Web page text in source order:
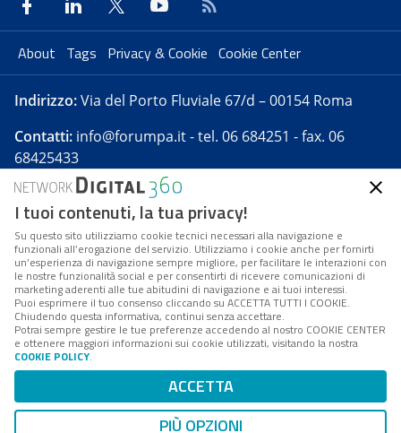
About Tags Privacy & Cookie Cookie Center
Indirizzo:Via del Porto Fluviale 67/d – 00154 Roma
Contatti: info@forumpa.it- tel. 06 684251 - fax. 06
68425433
Forumpa.itè una pubblicazione telematica iscritta
presso Registro della stampa del Tribunale di Roma -
Reg. n. 182 del 2 maggio 2008 - Direttore resp. Michela
Stentella
FPA s.r.l. è società soggetta a Direzione e
Coordinamento da parte di Digital360 S.p.A. - FPA s.r.l.
è un'azienda certificata per il sistema di management
Codice Fiscale/Partita IVA n. 10693191008 - R.E.A. Roma
n. 1249791. ISP AWS
Mappa del sito
I tuoi contenuti, la tua privacy!
Su questo sito utilizziamo cookie tecnici necessari alla navigazione e
funzionali all’erogazione del servizio. Utilizziamo i cookie anche per fornirti
un’esperienza di navigazione sempre migliore, per facilitare le interazioni con
le nostre funzionalità social e per consentirti di ricevere comunicazioni di
marketing aderenti alle tue abitudini di navigazione e ai tuoi interessi.
Puoi esprimere il tuo consenso cliccando su ACCETTA TUTTI I COOKIE.
Chiudendo questa informativa, continui senza accettare.
Potrai sempre gestire le tue preferenze accedendo al nostro COOKIE CENTER
e ottenere maggiori informazioni sui cookie utilizzati, visitando la nostra
COOKIE POLICY.
ACCETTA
PIÙ OPZIONI